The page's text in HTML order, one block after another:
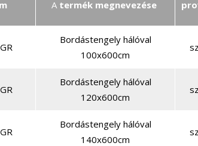
A termék megnevezése
Bordástengely hálóval
100x600cm
Bordástengely hálóval
120x600cm
Bordástengely hálóval
140x600cm